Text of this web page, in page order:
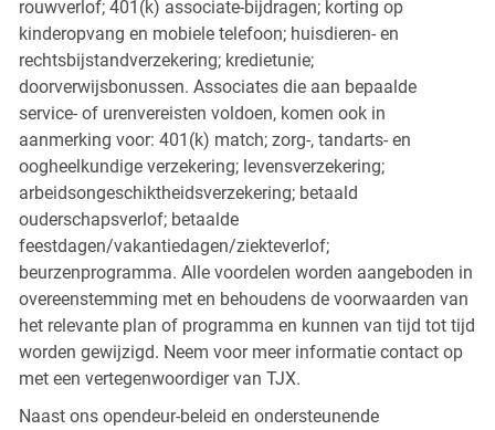
rouwverlof; 401(k) associate-bijdragen; korting op
kinderopvang en mobiele telefoon; huisdieren- en
rechtsbijstandverzekering; kredietunie;
doorverwijsbonussen. Associates die aan bepaalde
service- of urenvereisten voldoen, komen ook in
aanmerking voor: 401(k) match; zorg-, tandarts- en
oogheelkundige verzekering; levensverzekering;
arbeidsongeschiktheidsverzekering; betaald
ouderschapsverlof; betaalde
feestdagen/vakantiedagen/ziekteverlof;
beurzenprogramma. Alle voordelen worden aangeboden in
overeenstemming met en behoudens de voorwaarden van
het relevante plan of programma en kunnen van tijd tot tijd
worden gewijzigd. Neem voor meer informatie contact op
met een vertegenwoordiger van TJX.
Naast ons opendeur-beleid en ondersteunende